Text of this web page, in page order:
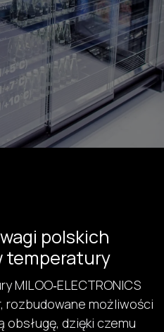
polskich
temperatury
MILOO‑ELECTRONICS
rozbudowane możliwości
dzięki czemu